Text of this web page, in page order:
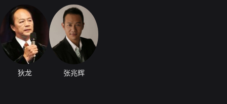
狄龙 张兆辉